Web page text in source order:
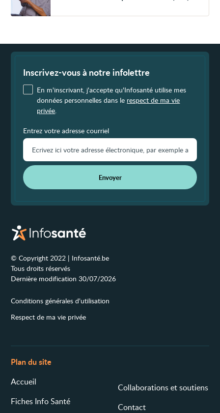
transitoire
(AIT)
Inscrivez-vous à notre infolettre
En m'inscrivant, j'accepte qu'Infosanté utilise mes
données personnelles dans le respect de ma vie
privée
Entrez votre adresse courriel
Envoyer
© Copyright 2022 | Infosanté.be
Tous droits réservés
Dernière modification 30/07/2026
Conditions générales d'utilisation
Respect de ma vie privée
Plan du site
Accueil
Fiches Info Santé
Collaborations et soutiens
Contact